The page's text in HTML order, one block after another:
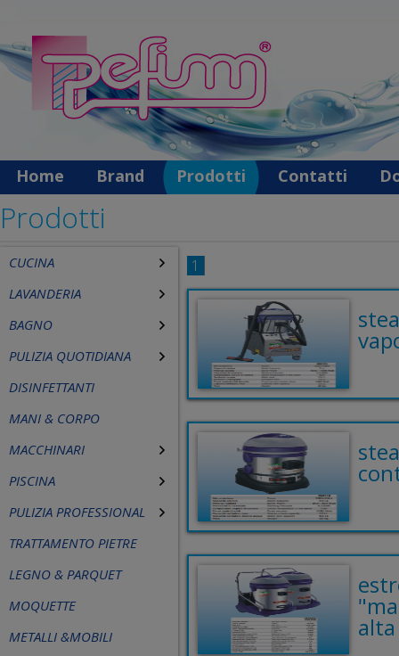
Home Brand Prodotti Contatti
Prodotti
CUCINA
LAVANDERIA
BAGNO
PULIZIA QUOTIDIANA
DISINFETTANTI
MANI & CORPO
MACCHINARI
PISCINA
PULIZIA PROFESSIONAL
TRATTAMENTO PIETRE
LEGNO & PARQUET
MOQUETTE
METALLI &MOBILI
1